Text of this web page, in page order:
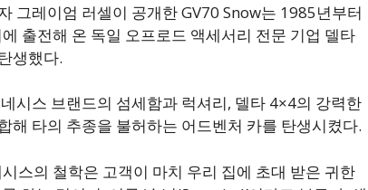
그레이엄 러셀이 공개한 GV70 Snow는 1985년부터
출전해 온 독일 오프로드 액세서리 전문 기업 델타
생했다.
시스 브랜드의 섬세함과 럭셔리, 델타 4×4의 강력한
해 타의 추종을 불허하는 어드벤처 카를 탄생시켰다.
스의 철학은 고객이 마치 우리 집에 초대 받은 귀한